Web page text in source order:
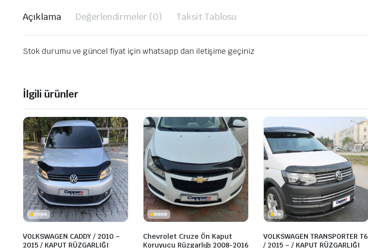
Açıklama Değerlendirmeler (0) Taksit Tablosu
Stok durumu ve güncel fiyat için whatsapp dan iletişime geçiniz
İlgili ürünler
VOLKSWAGEN CADDY / 2010 –
2015 / KAPUT RÜZGARLIĞI
Chevrolet Cruze Ön Kaput
Koruyucu Rüzgarlığı 2008-2016
VOLKSWAGEN TRANSPORTER T6
/ 2015 – / KAPUT RÜZGARLIĞI